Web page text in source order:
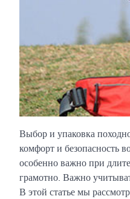
Выбор и упаковка
комфорт и безопасность
особенно важно при
грамотно. Важно
В этой статье мы